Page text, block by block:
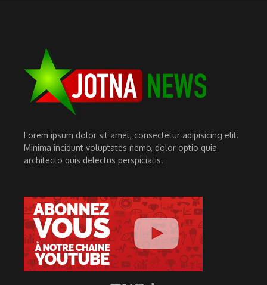
Lorem ipsum dolor sit amet, consectetur adipisicing elit.
Minima incidunt voluptates nemo, dolor optio quia
architecto quis delectus perspiciatis.